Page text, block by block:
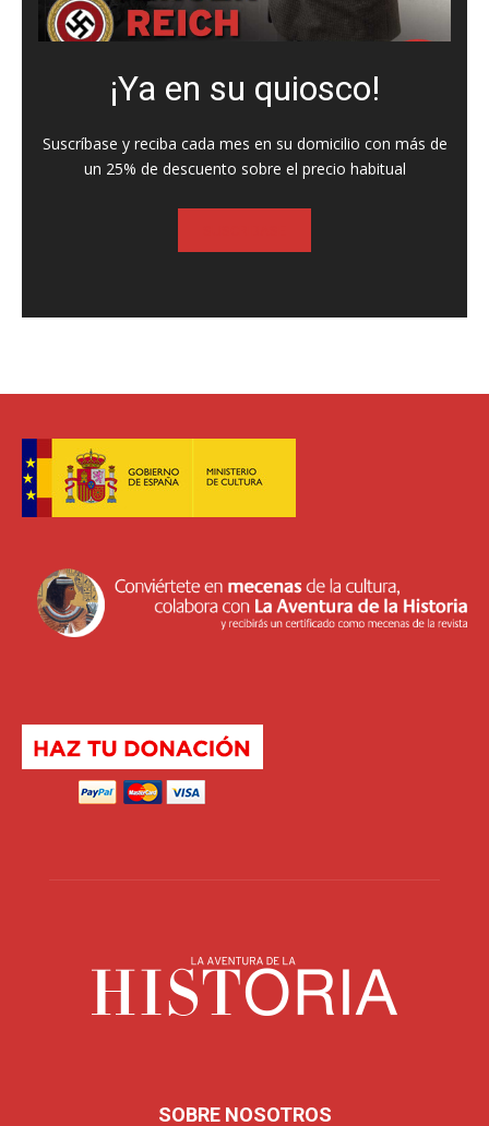
¡Ya en su quiosco!
Suscríbase y reciba cada mes en su domicilio con más de
un 25% de descuento sobre el precio habitual
SOBRE NOSOTROS